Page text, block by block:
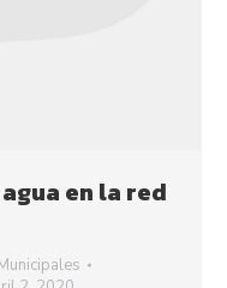
en la red